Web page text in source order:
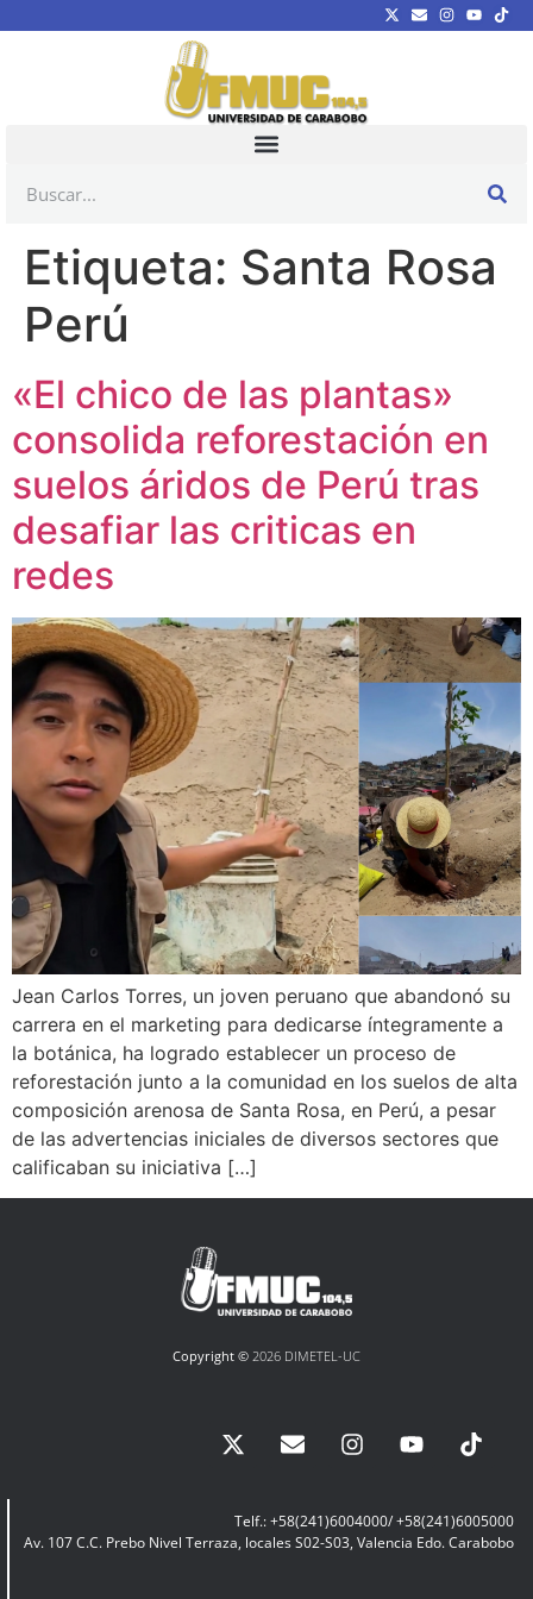
Etiqueta: Santa Rosa
Perú
«El chico de las plantas»
consolida reforestación en
suelos áridos de Perú tras
desafiar las criticas en
redes
Jean Carlos Torres, un joven peruano que abandonó su
carrera en el marketing para dedicarse íntegramente a
la botánica, ha logrado establecer un proceso de
reforestación junto a la comunidad en los suelos de alta
composición arenosa de Santa Rosa, en Perú, a pesar
de las advertencias iniciales de diversos sectores que
calificaban su iniciativa […]
Copyright © 2026 DIMETEL-UC
Telf.: +58(241)6004000/ +58(241)6005000
Av. 107 C.C. Prebo Nivel Terraza, locales S02-S03, Valencia Edo. Carabobo